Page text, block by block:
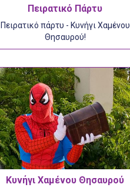
Πειρατικό Πάρτυ
Πειρατικό πάρτυ - Kυνήγι Χαμένου
Θησαυρού!
Κυνήγι Χαμένου Θησαυρού